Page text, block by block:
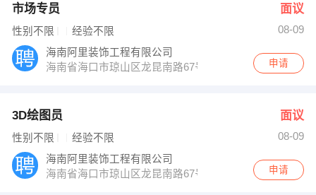
市场专员 面议
性别不限 经验不限
08-09
海南阿里装饰工程有限公司
海南省海口市琼山区龙昆南路67号魅力壹佰二楼及附楼
申请
3D绘图员 面议
性别不限 经验不限
08-09
海南阿里装饰工程有限公司
海南省海口市琼山区龙昆南路67号魅力壹佰二楼及附楼
申请